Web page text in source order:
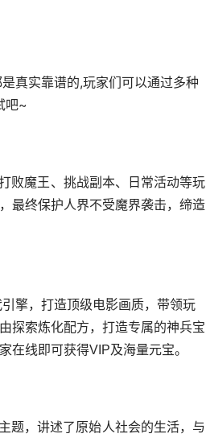
真实靠谱的,玩家们可以通过多种
吧~
败魔王、挑战副本、日常活动等玩
最终保护人界不受魔界袭击，缔造
擎，打造顶级电影画质，带领玩
探索炼化配方，打造专属的神兵宝
在线即可获得VIP及海量元宝。
题，讲述了原始人社会的生活，与